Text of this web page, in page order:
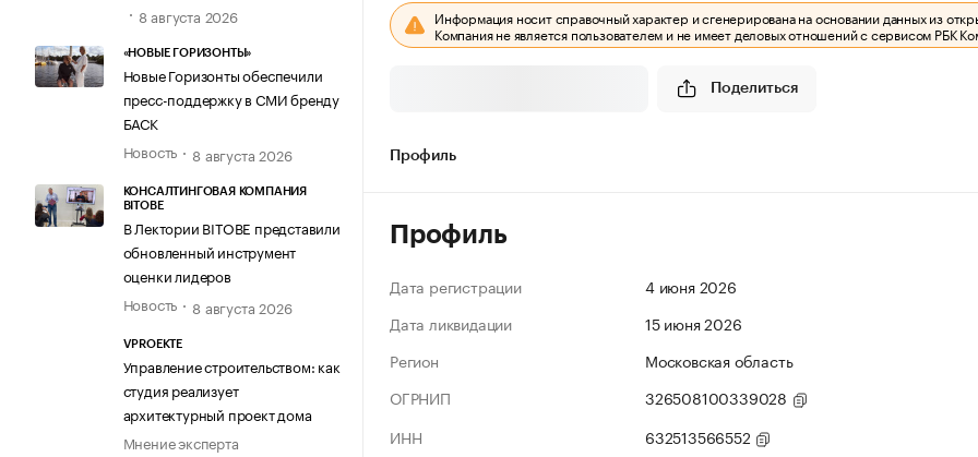
8 августа 2026
«НОВЫЕ ГОРИЗОНТЫ»
Новые Горизонты обеспечили
пресс-поддержку в СМИ бренду
БАСК
Новость
8 августа 2026
КОНСАЛТИНГОВАЯ КОМПАНИЯ
BITOBE
В Лектории BITOBE представили
обновленный инструмент
оценки лидеров
Новость
8 августа 2026
VPROEKTE
Управление строительством: как
студия реализует
архитектурный проект дома
Мнение эксперта
Информация носит справочный характер и сгенерирована на основании данных из
Компания не является пользователем и не имеет деловых отношений с сервисом РБК
Поделиться
Профиль
Профиль
Дата регистрации
4 июня 2026
Дата ликвидации
15 июня 2026
Регион
Московская область
ОГРНИП
326508100339028
ИНН
632513566552